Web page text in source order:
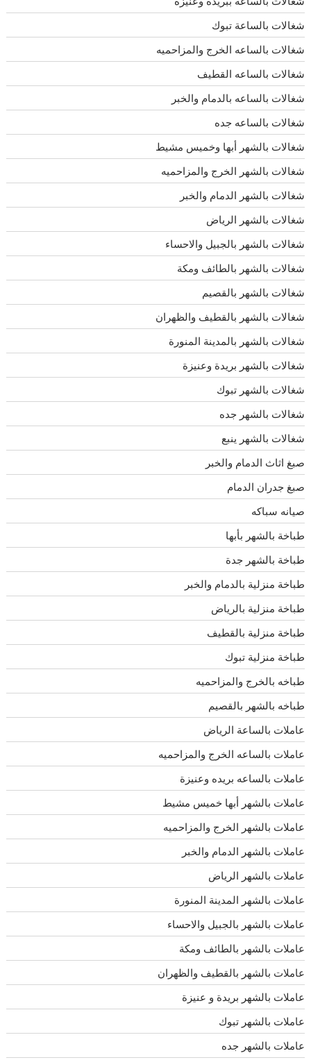
شغالات بالساعة تبوك
شغالات بالساعه الخرج والمزاحميه
شغالات بالساعه القطيف
شغالات بالساعه بالدمام والخبر
شغالات بالساعه جده
شغالات بالشهر أبها وخميس مشيط
شغالات بالشهر الخرج والمزاحميه
شغالات بالشهر الدمام والخبر
شغالات بالشهر الرياض
شغالات بالشهر بالجبيل والاحساء
شغالات بالشهر بالطائف ومكة
شغالات بالشهر بالقصيم
شغالات بالشهر بالقطيف والظهران
شغالات بالشهر بالمدينة المنورة
شغالات بالشهر بريدة وعنيزة
شغالات بالشهر تبوك
شغالات بالشهر جده
شغالات بالشهر ينبع
صبغ اثاث الدمام والخبر
صبغ جدران الدمام
صيانه سباكه
طباخة بالشهر بأبها
طباخة بالشهر جدة
طباخة منزلية بالدمام والخبر
طباخة منزلية بالرياض
طباخة منزلية بالقطيف
طباخة منزلية تبوك
طباخه بالخرج والمزاحميه
طباخه بالشهر بالقصيم
عاملات بالساعة الرياض
عاملات بالساعه الخرج والمزاحميه
عاملات بالساعه بريده وعنيزة
عاملات بالشهر أبها خميس مشيط
عاملات بالشهر الخرج والمزاحميه
عاملات بالشهر الدمام والخبر
عاملات بالشهر الرياض
عاملات بالشهر المدينة المنورة
عاملات بالشهر بالجبيل والاحساء
عاملات بالشهر بالطائف ومكة
عاملات بالشهر بالقطيف والظهران
عاملات بالشهر بريدة و عنيزة
عاملات بالشهر تبوك
عاملات بالشهر جده